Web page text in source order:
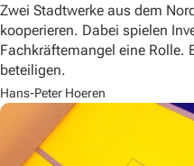
Zwei Stadtwerke aus dem
kooperieren. Dabei spielen
Fachkräftemangel eine Rolle.
beteiligen.
Hans-Peter Hoeren